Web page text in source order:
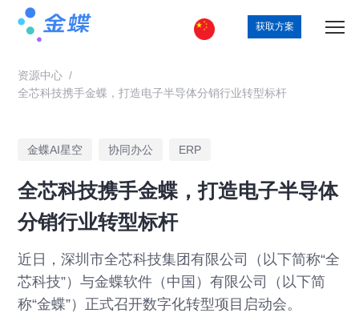
获取方案
资源中心 /
全芯科技携手金蝶，打造电子半导体分销行业转型标杆
金蝶AI星空 协同办公 ERP
全芯科技携手金蝶，打造电子半导体
分销行业转型标杆
近日，深圳市全芯科技集团有限公司（以下简称“全
芯科技”）与金蝶软件（中国）有限公司（以下简
称“金蝶”）正式召开数字化转型项目启动会。